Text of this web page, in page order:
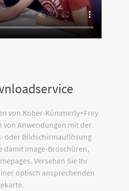
von Kober-Kümmerly+Frey
von Anwendungen mit der
oder Bildschirmauflösung
damit Image-Broschüren,
Versehen Sie Ihr
optisch ansprechenden